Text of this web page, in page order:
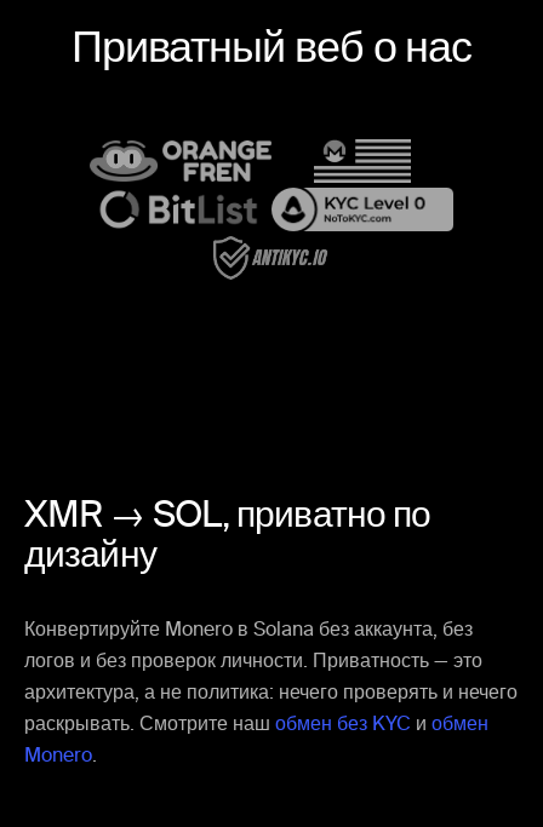
Приватный веб о нас
XMR → SOL, приватно по
дизайну
Конвертируйте Monero в Solana без аккаунта, без
логов и без проверок личности. Приватность — это
архитектура, а не политика: нечего проверять и нечего
раскрывать. Смотрите наш обмен без KYC и обмен
Monero.